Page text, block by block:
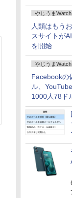
やじうまWatch
人類はもう
スサイトが
を開始
やじうまWatch
Facebookの
ル、
1000人78ド
価格リスト